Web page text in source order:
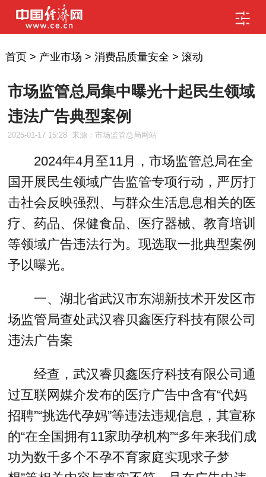
首页> 产业市场 > 消费品质量安全 > 滚动
市场监管总局集中曝光十起民生领域
违法广告典型案例
2025-01-17 15:28 来源：市场监管总局网站
2024年4月至11月，市场监管总局在全
国开展民生领域广告监管专项行动，严厉打
击社会反映强烈、与群众生活息息相关的医
疗、药品、保健食品、医疗器械、教育培训
等领域广告违法行为。现选取一批典型案例
予以曝光。
一、湖北省武汉市东湖新技术开发区市
场监管局查处武汉睿贝鑫医疗科技有限公司
违法广告案
经查，武汉睿贝鑫医疗科技有限公司通
过互联网媒介发布的医疗广告中含有“代妈
招聘”“挑选代孕妈”等违法违规信息，其宣称
的“在全国拥有11家助孕机构”“多年来我们成
功为数千多个不孕不育家庭实现求子梦